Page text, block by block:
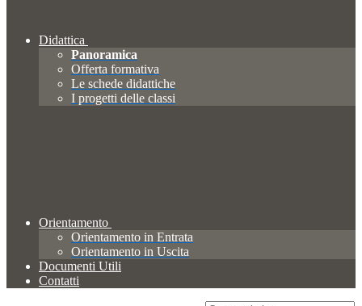
Didattica
Panoramica
Offerta formativa
Le schede didattiche
I progetti delle classi
Orientamento
Orientamento in Entrata
Orientamento in Uscita
Documenti Utili
Contatti